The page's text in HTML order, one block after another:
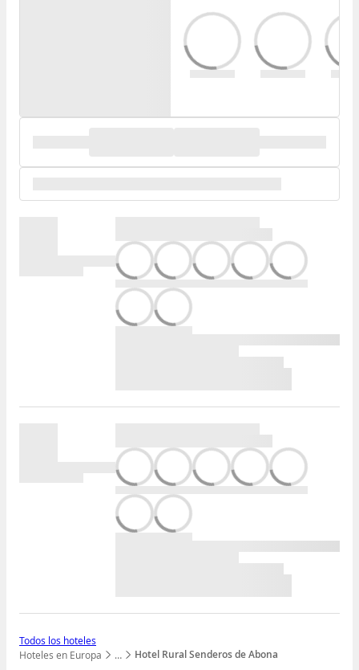
Todos los hoteles
…
Mostrar todos los niveles
Hoteles en Europa Hotel Rural Senderos de Abona